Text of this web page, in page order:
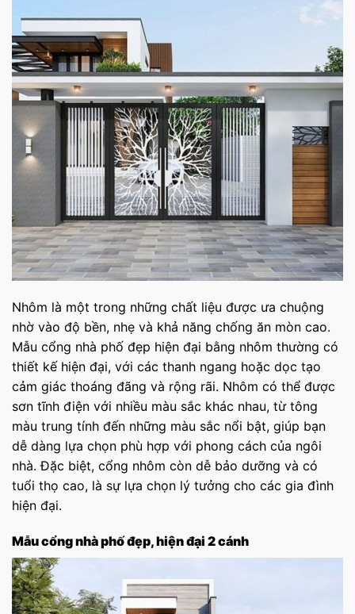
Nhôm là một trong những chất liệu được ưa chuộng
nhờ vào độ bền, nhẹ và khả năng chống ăn mòn cao.
Mẫu cổng nhà phố đẹp hiện đại bằng nhôm thường có
thiết kế hiện đại, với các thanh ngang hoặc dọc tạo
cảm giác thoáng đãng và rộng rãi. Nhôm có thể được
sơn tĩnh điện với nhiều màu sắc khác nhau, từ tông
màu trung tính đến những màu sắc nổi bật, giúp bạn
dễ dàng lựa chọn phù hợp với phong cách của ngôi
nhà. Đặc biệt, cổng nhôm còn dễ bảo dưỡng và có
tuổi thọ cao, là sự lựa chọn lý tưởng cho các gia đình
hiện đại.
Mẫu cổng nhà phố đẹp, hiện đại 2 cánh